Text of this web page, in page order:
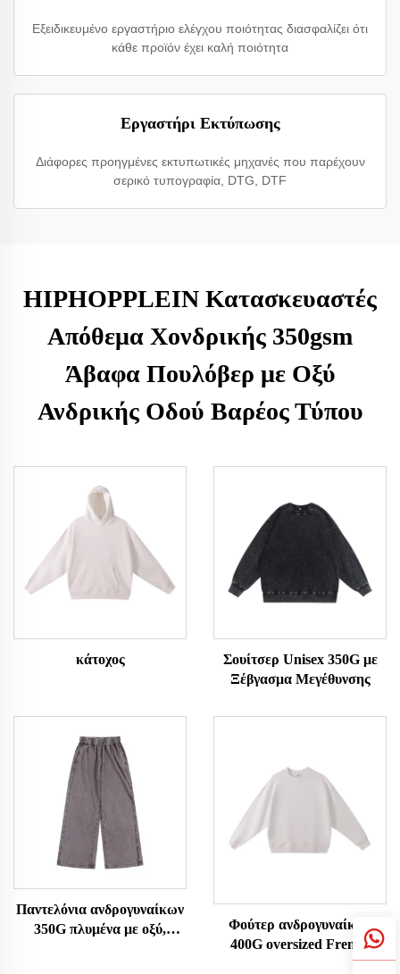
Εξειδικευμένο εργαστήριο ελέγχου ποιότητας διασφαλίζει ότι
κάθε προϊόν έχει καλή ποιότητα
Εργαστήρι Εκτύπωσης
Διάφορες προηγμένες εκτυπωτικές μηχανές που παρέχουν
σερικό τυπογραφία, DTG, DTF
HIPHOPPLEIN Κατασκευαστές
Απόθεμα Χονδρικής 350gsm
Άβαφα Πουλόβερ με Οξύ
Ανδρικής Οδού Βαρέος Τύπου
κάτοχος
Σουίτσερ Unisex 350G με
Ξέβγασμα Μεγέθυνσης
Παντελόνια ανδρογυναίκων
350G πλυμένα με οξύ,
Φούτερ ανδρογυναίκων
400G oversized French